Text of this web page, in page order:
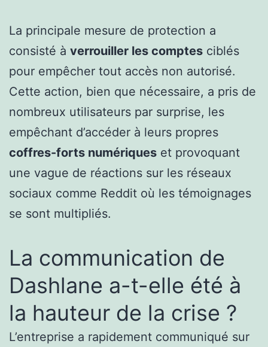
La principale mesure de protection a
consisté à verrouiller les comptes ciblés
pour empêcher tout accès non autorisé.
Cette action, bien que nécessaire, a pris de
nombreux utilisateurs par surprise, les
empêchant d’accéder à leurs propres
coffres-forts numériques et provoquant
une vague de réactions sur les réseaux
sociaux comme Reddit où les témoignages
se sont multipliés.
La communication de
Dashlane a-t-elle été à
la hauteur de la crise ?
L’entreprise a rapidement communiqué sur